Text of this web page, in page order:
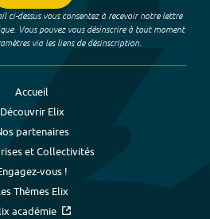
ci-dessus vous consentez à recevoir notre lettre
Vous pouvez vous désinscrire à tout moment
via les liens de désinscription.
Accueil
Découvrir Elix
partenaires
et Collectivités
vous !
Thèmes Elix
académie